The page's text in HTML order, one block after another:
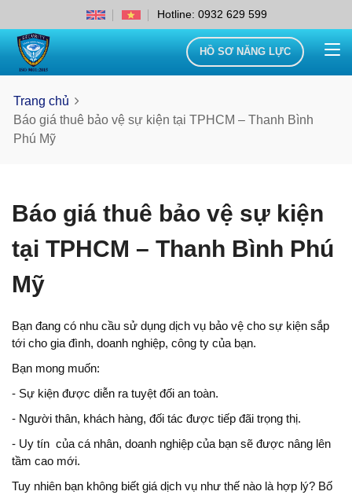
Hotline: 0932 629 599
HỒ SƠ NĂNG LỰC
Trang chủ
Báo giá thuê bảo vệ sự kiện tại TPHCM – Thanh Bình
Phú Mỹ
Báo giá thuê bảo vệ sự kiện
tại TPHCM – Thanh Bình Phú
Mỹ
Bạn đang có nhu cầu sử dụng dịch vụ bảo vệ cho sự kiện sắp
tới cho gia đình, doanh nghiệp, công ty của bạn.
Bạn mong muốn:
- Sự kiện được diễn ra tuyệt đối an toàn.
- Người thân, khách hàng, đối tác được tiếp đãi trọng thị.
- Uy tín của cá nhân, doanh nghiệp của bạn sẽ được nâng lên
tầm cao mới.
Tuy nhiên bạn không biết giá dịch vụ như thế nào là hợp lý? Bố